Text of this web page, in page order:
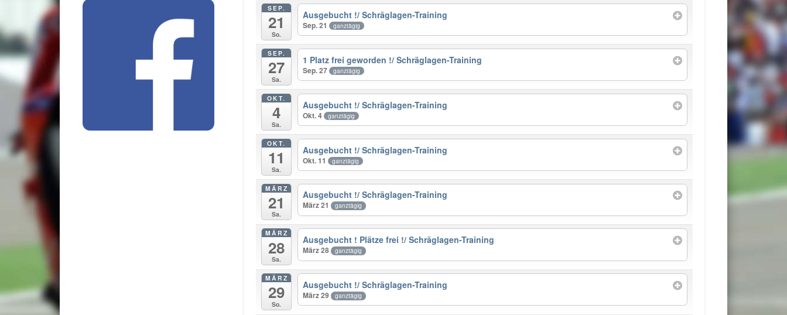
SEP.
21
So.
Ausgebucht !/ Schräglagen-Training
Sep. 21 ganztägig
SEP.
27
Sa.
1 Platz frei geworden !/ Schräglagen-Training
Sep. 27 ganztägig
OKT.
4
Sa.
Ausgebucht !/ Schräglagen-Training
Okt. 4 ganztägig
OKT.
11
Sa.
Ausgebucht !/ Schräglagen-Training
Okt. 11 ganztägig
MÄRZ
21
Sa.
Ausgebucht !/ Schräglagen-Training
März 21 ganztägig
MÄRZ
28
Sa.
Ausgebucht ! Plätze frei !/ Schräglagen-Training
März 28 ganztägig
MÄRZ
29
So.
Ausgebucht !/ Schräglagen-Training
März 29 ganztägig